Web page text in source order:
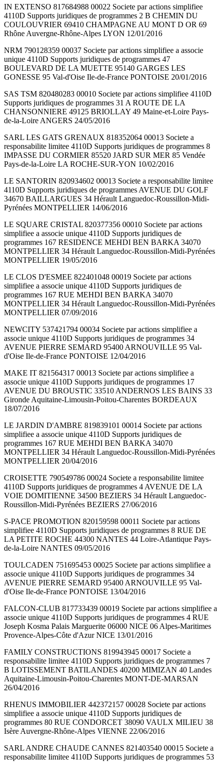
IN EXTENSO 817684988 00022 Societe par actions simplifiee
4110D Supports juridiques de programmes 2 B CHEMIN DU
COULOUVRIER 69410 CHAMPAGNE AU MONT D OR 69
Rhône Auvergne-Rhône-Alpes LYON 12/01/2016
NRM 790128359 00037 Societe par actions simplifiee a associe
unique 4110D Supports juridiques de programmes 47
BOULEVARD DE LA MUETTE 95140 GARGES LES
GONESSE 95 Val-d'Oise Ile-de-France PONTOISE 20/01/2016
SAS TSM 820480283 00010 Societe par actions simplifiee 4110D
Supports juridiques de programmes 31 A ROUTE DE LA
CHANSONNIERE 49125 BRIOLLAY 49 Maine-et-Loire Pays-
de-la-Loire ANGERS 24/05/2016
SARL LES GATS GRENAUX 818352064 00013 Societe a
responsabilite limitee 4110D Supports juridiques de programmes 8
IMPASSE DU CORMIER 85520 JARD SUR MER 85 Vendée
Pays-de-la-Loire LA ROCHE-SUR-YON 10/02/2016
LE SANTORIN 820934602 00013 Societe a responsabilite limitee
4110D Supports juridiques de programmes AVENUE DU GOLF
34670 BAILLARGUES 34 Hérault Languedoc-Roussillon-Midi-
Pyrénées MONTPELLIER 14/06/2016
LE SQUARE CRISTAL 820377356 00010 Societe par actions
simplifiee a associe unique 4110D Supports juridiques de
programmes 167 RESIDENCE MEHDI BEN BARKA 34070
MONTPELLIER 34 Hérault Languedoc-Roussillon-Midi-Pyrénées
MONTPELLIER 19/05/2016
LE CLOS D'ESMEE 822401048 00019 Societe par actions
simplifiee a associe unique 4110D Supports juridiques de
programmes 167 RUE MEHDI BEN BARKA 34070
MONTPELLIER 34 Hérault Languedoc-Roussillon-Midi-Pyrénées
MONTPELLIER 07/09/2016
NEWCITY 537421794 00034 Societe par actions simplifiee a
associe unique 4110D Supports juridiques de programmes 34
AVENUE PIERRE SEMARD 95400 ARNOUVILLE 95 Val-
d'Oise Ile-de-France PONTOISE 12/04/2016
MAKE IT 821564317 00013 Societe par actions simplifiee a
associe unique 4110D Supports juridiques de programmes 17
AVENUE DU BROUSTIC 33510 ANDERNOS LES BAINS 33
Gironde Aquitaine-Limousin-Poitou-Charentes BORDEAUX
18/07/2016
LE JARDIN D'AMBRE 819839101 00014 Societe par actions
simplifiee a associe unique 4110D Supports juridiques de
programmes 167 RUE MEHDI BEN BARKA 34070
MONTPELLIER 34 Hérault Languedoc-Roussillon-Midi-Pyrénées
MONTPELLIER 20/04/2016
CROISETTE 790549786 00024 Societe a responsabilite limitee
4110D Supports juridiques de programmes 4 AVENUE DE LA
VOIE DOMITIENNE 34500 BEZIERS 34 Hérault Languedoc-
Roussillon-Midi-Pyrénées BEZIERS 27/06/2016
S-PACE PROMOTION 820159598 00011 Societe par actions
simplifiee 4110D Supports juridiques de programmes 8 RUE DE
LA PETITE ROCHE 44300 NANTES 44 Loire-Atlantique Pays-
de-la-Loire NANTES 09/05/2016
TOULCADEN 751695453 00025 Societe par actions simplifiee a
associe unique 4110D Supports juridiques de programmes 34
AVENUE PIERRE SEMARD 95400 ARNOUVILLE 95 Val-
d'Oise Ile-de-France PONTOISE 13/04/2016
FALCON-CLUB 817733439 00019 Societe par actions simplifiee a
associe unique 4110D Supports juridiques de programmes 4 RUE
Joseph Kosma Palais Marguerite 06000 NICE 06 Alpes-Maritimes
Provence-Alpes-Côte d'Azur NICE 13/01/2016
FAMILY CONSTRUCTIONS 819943945 00017 Societe a
responsabilite limitee 4110D Supports juridiques de programmes 7
B LOTISSEMENT BATILANDES 40200 MIMIZAN 40 Landes
Aquitaine-Limousin-Poitou-Charentes MONT-DE-MARSAN
26/04/2016
RHENUS IMMOBILIER 442372157 00028 Societe par actions
simplifiee a associe unique 4110D Supports juridiques de
programmes 80 RUE CONDORCET 38090 VAULX MILIEU 38
Isère Auvergne-Rhône-Alpes VIENNE 22/06/2016
SARL ANDRE CHAUDE CANNES 821403540 00015 Societe a
responsabilite limitee 4110D Supports juridiques de programmes 53